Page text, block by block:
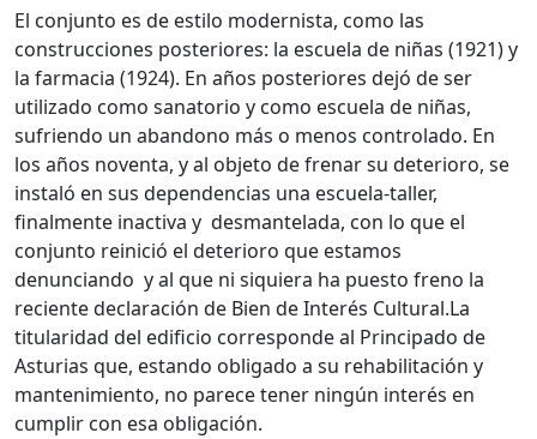
El conjunto es de estilo modernista, como las
construcciones posteriores: la escuela de niñas (1921) y
la farmacia (1924). En años posteriores dejó de ser
utilizado como sanatorio y como escuela de niñas,
sufriendo un abandono más o menos controlado. En
los años noventa, y al objeto de frenar su deterioro, se
instaló en sus dependencias una escuela-taller,
finalmente inactiva y desmantelada, con lo que el
conjunto reinició el deterioro que estamos
denunciando y al que ni siquiera ha puesto freno la
reciente declaración de Bien de Interés Cultural.La
titularidad del edificio corresponde al Principado de
Asturias que, estando obligado a su rehabilitación y
mantenimiento, no parece tener ningún interés en
cumplir con esa obligación.